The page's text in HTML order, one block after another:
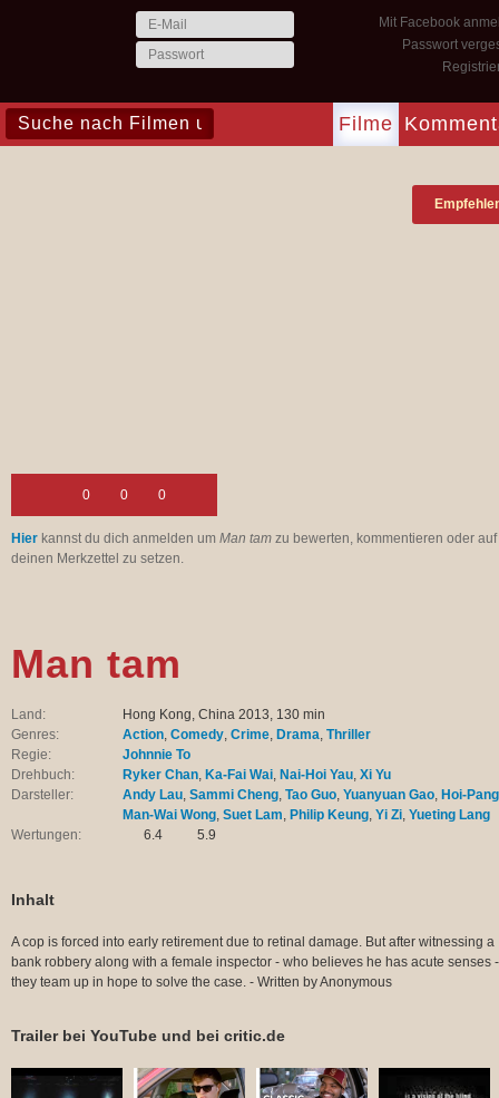
Mit Facebook
Passwort
Filme
0 0 0
Hier kannst du dich anmelden um Man tam zu bewerten, kommentieren oder auf
deinen Merkzettel zu setzen.
Man tam
Land:
Hong Kong, China 2013, 130 min
Genres:
Action, Comedy, Crime, Drama, Thriller
Regie:
Johnnie To
Drehbuch:
Ryker Chan, Ka-Fai Wai, Nai-Hoi Yau, Xi Yu
Darsteller:
Andy Lau, Sammi Cheng, Tao Guo, Yuanyuan Gao, Hoi-
Man-Wai Wong, Suet Lam, Philip Keung, Yi Zi, Yueting Lang
Wertungen:
6.4 5.9
Inhalt
A cop is forced into early retirement due to retinal damage. But after witnessing a
bank robbery along with a female inspector - who believes he has acute senses -
they team up in hope to solve the case. - Written by Anonymous
Trailer bei YouTube und bei critic.de